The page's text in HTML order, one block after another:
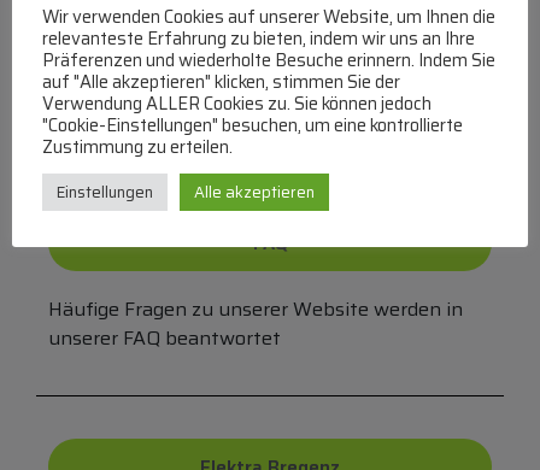
Bei uns können Sie bezahlen per:
Überweisung
PayPal
VISA
MasterCard
FAQ
Häufige Fragen zu unserer Website werden in
unserer FAQ beantwortet
Wir verwenden Cookies auf unserer Website, um Ihnen die
relevanteste Erfahrung zu bieten, indem wir uns an Ihre
Präferenzen und wiederholte Besuche erinnern. Indem Sie
auf "Alle akzeptieren" klicken, stimmen Sie der
Verwendung ALLER Cookies zu. Sie können jedoch
"Cookie-Einstellungen" besuchen, um eine kontrollierte
Zustimmung zu erteilen.
Einstellungen Alle akzeptieren